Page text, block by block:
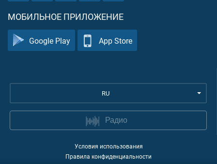
МОБИЛЬНОЕ ПРИЛОЖЕНИЕ
Google Play App Store
RU
Радио
Условия использования
Правила конфиденциальности